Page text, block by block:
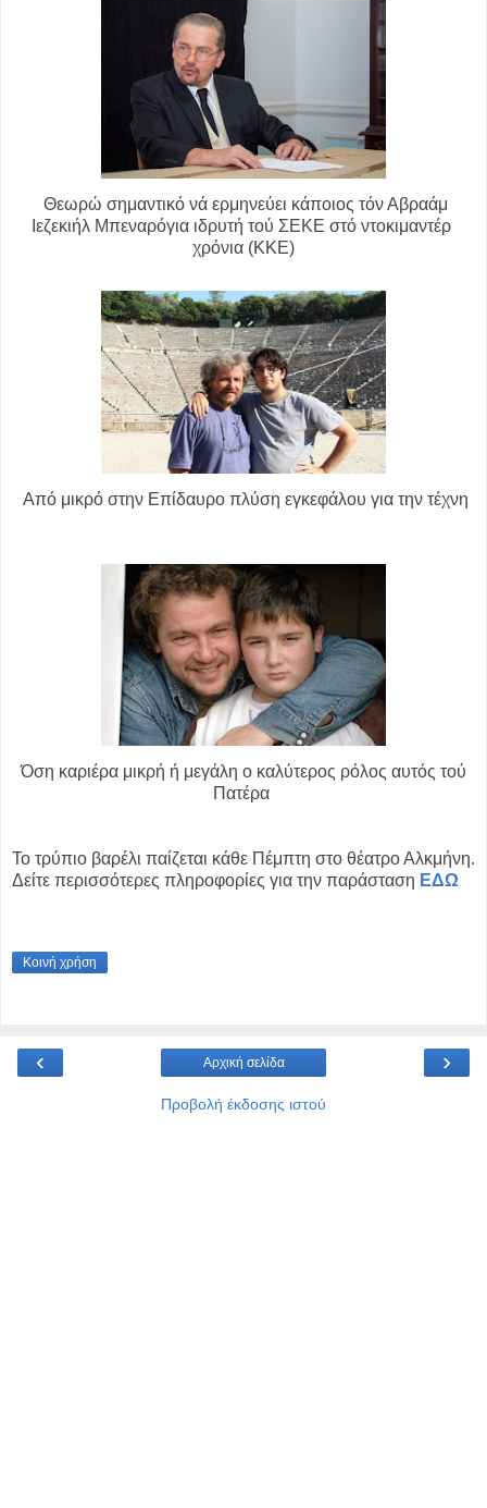
Θεωρώ σημαντικό νά ερμηνεύει κάποιος τόν Αβραάμ
Ιεζεκιήλ Μπεναρόγια ιδρυτή τού ΣΕΚΕ στό ντοκιμαντέρ
χρόνια (ΚΚΕ)
Από μικρό στην Επίδαυρο πλύση εγκεφάλου για την τέχνη
Όση καριέρα μικρή ή μεγάλη ο καλύτερος ρόλος αυτός τού
Πατέρα
Το τρύπιο βαρέλι παίζεται κάθε Πέμπτη στο θέατρο Αλκμήνη.
Δείτε περισσότερες πληροφορίες για την παράσταση ΕΔΩ
Κοινή χρήση
‹ ›
Αρχική σελίδα
Προβολή έκδοσης ιστού